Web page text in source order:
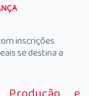
inscrições
se destina a